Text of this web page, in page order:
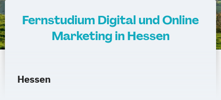
Fernstudium Digital und Online
Marketing in Hessen
Hessen